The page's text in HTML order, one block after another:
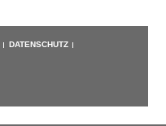
DATENSCHUTZ